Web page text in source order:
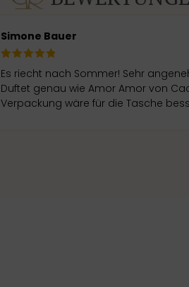
Simone Bauer
Es riecht nach Sommer! Sehr
Duftet genau wie Amor Amor von
Verpackung wäre für die Tasche